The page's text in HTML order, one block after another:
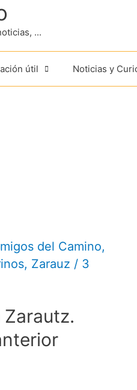
...
útil Noticias y
del Camino,
, Zarauz / 3